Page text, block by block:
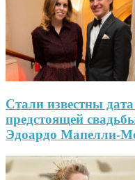
Стали известны
предстоящей
Эдоардо Мапелли-